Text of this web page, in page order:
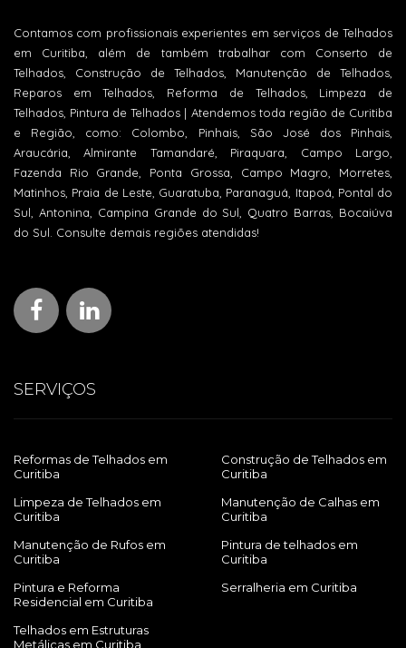
Contamos com profissionais experientes em serviços de Telhados
em Curitiba, além de também trabalhar com Conserto de
Telhados, Construção de Telhados, Manutenção de Telhados,
Reparos em Telhados, Reforma de Telhados, Limpeza de
Telhados, Pintura de Telhados | Atendemos toda região de Curitiba
e Região, como: Colombo, Pinhais, São José dos Pinhais,
Araucária, Almirante Tamandaré, Piraquara, Campo Largo,
Fazenda Rio Grande, Ponta Grossa, Campo Magro, Morretes,
Matinhos, Praia de Leste, Guaratuba, Paranaguá, Itapoá, Pontal do
Sul, Antonina, Campina Grande do Sul, Quatro Barras, Bocaiúva
do Sul. Consulte demais regiões atendidas!
SERVIÇOS
Reformas de Telhados em
Curitiba
Construção de Telhados em
Curitiba
Limpeza de Telhados em
Curitiba
Manutenção de Calhas em
Curitiba
Manutenção de Rufos em
Curitiba
Pintura de telhados em
Curitiba
Pintura e Reforma
Residencial em Curitiba
Serralheria em Curitiba
Telhados em Estruturas
Metálicas em Curitiba